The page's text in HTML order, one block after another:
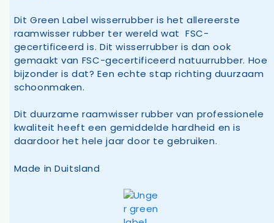
Dit Green Label wisserrubber is het allereerste
raamwisser rubber ter wereld wat FSC-
gecertificeerd is. Dit wisserrubber is dan ook
gemaakt van FSC-gecertificeerd natuurrubber. Hoe
bijzonder is dat? Een echte stap richting duurzaam
schoonmaken.
Dit duurzame raamwisser rubber van professionele
kwaliteit heeft een gemiddelde hardheid en is
daardoor het hele jaar door te gebruiken.
Made in Duitsland